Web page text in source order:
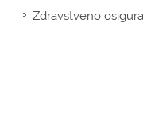
Zdravstveno